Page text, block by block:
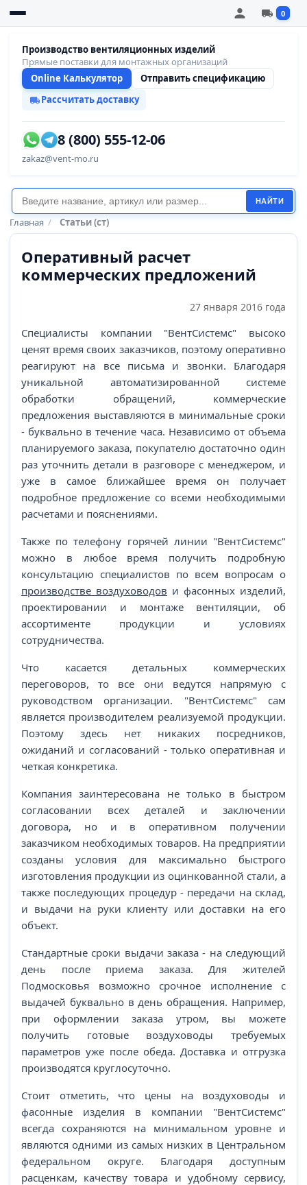
0
Производство вентиляционных изделий
Прямые поставки для монтажных организаций
Online Калькулятор
Отправить спецификацию
Рассчитать доставку
8 (800) 555-12-06
zakaz@vent-mo.ru
НАЙТИ
Главная / Статьи (ст)
Оперативный расчет
коммерческих предложений
27 января 2016 года
Специалисты компании "ВентСистемс" высоко
ценят время своих заказчиков, поэтому оперативно
реагируют на все письма и звонки. Благодаря
уникальной автоматизированной системе
обработки обращений, коммерческие
предложения выставляются в минимальные сроки
- буквально в течение часа. Независимо от объема
планируемого заказа, покупателю достаточно один
раз уточнить детали в разговоре с менеджером, и
уже в самое ближайшее время он получает
подробное предложение со всеми необходимыми
расчетами и пояснениями.
Также по телефону горячей линии "ВентСистемс"
можно в любое время получить подробную
консультацию специалистов по всем вопросам о
производстве воздуховодов и фасонных изделий,
проектировании и монтаже вентиляции, об
ассортименте продукции и условиях
сотрудничества.
Что касается детальных коммерческих
переговоров, то все они ведутся напрямую с
руководством организации. "ВентСистемс" сам
является производителем реализуемой продукции.
Поэтому здесь нет никаких посредников,
ожиданий и согласований - только оперативная и
четкая конкретика.
Компания заинтересована не только в быстром
согласовании всех деталей и заключении
договора, но и в оперативном получении
заказчиком необходимых товаров. На предприятии
созданы условия для максимально быстрого
изготовления продукции из оцинкованной стали, а
также последующих процедур - передачи на склад,
и выдачи на руки клиенту или доставки на его
объект.
Стандартные сроки выдачи заказа - на следующий
день после приема заказа. Для жителей
Подмосковья возможно срочное исполнение с
выдачей буквально в день обращения. Например,
при оформлении заказа утром, вы можете
получить готовые воздуховоды требуемых
параметров уже после обеда. Доставка и отгрузка
производятся круглосуточно.
Стоит отметить, что цены на воздуховоды и
фасонные изделия в компании "ВентСистемс"
всегда сохраняются на минимальном уровне и
являются одними из самых низких в Центральном
федеральном округе. Благодаря доступным
расценкам, качеству товара и удобному сервису,